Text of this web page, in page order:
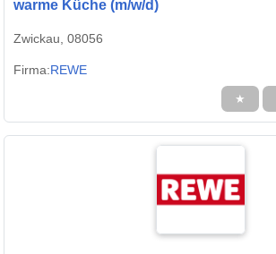
warme Küche (m/w/d)
Zwickau, 08056
Firma:REWE
★